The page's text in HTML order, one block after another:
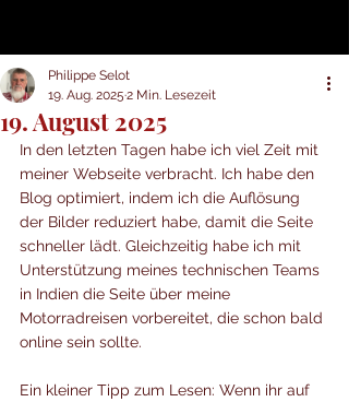
19. August 2025
Philippe Selot
19. Aug. 2025 2 Min. Lesezeit
In den letzten Tagen habe ich viel Zeit mit
meiner Webseite verbracht. Ich habe den
Blog optimiert, indem ich die Auflösung
der Bilder reduziert habe, damit die Seite
schneller lädt. Gleichzeitig habe ich mit
Unterstützung meines technischen Teams
in Indien die Seite über meine
Motorradreisen vorbereitet, die schon bald
online sein sollte.
Ein kleiner Tipp zum Lesen: Wenn ihr auf